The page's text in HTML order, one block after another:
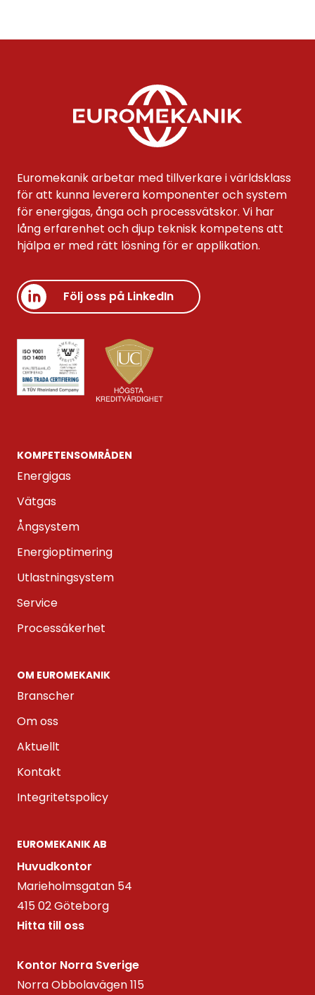
Euromekanik arbetar med tillverkare i världsklass
för att kunna leverera komponenter och system
för energigas, ånga och processvätskor. Vi har
lång erfarenhet och djup teknisk kompetens att
hjälpa er med rätt lösning för er applikation.
Följ oss på LinkedIn
KOMPETENS­OMRÅDEN
Energigas
Vätgas
Ångsystem
Energioptimering
Utlastningsystem
Service
Processäkerhet
OM EUROMEKANIK
Branscher
Om oss
Aktuellt
Kontakt
Integritetspolicy
EUROMEKANIK AB
Huvudkontor
Marieholmsgatan 54
415 02 Göteborg
Hitta till oss
Kontor Norra Sverige
Norra Obbolavägen 115